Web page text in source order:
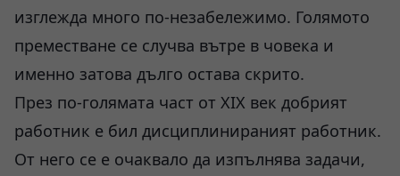
изглежда много по-незабележимо. Голямото
преместване се случва вътре в човека и
именно затова дълго остава скрито.
През по-голямата част от XIX век добрият
работник е бил дисциплинираният работник.
От него се е очаквало да изпълнява задачи,